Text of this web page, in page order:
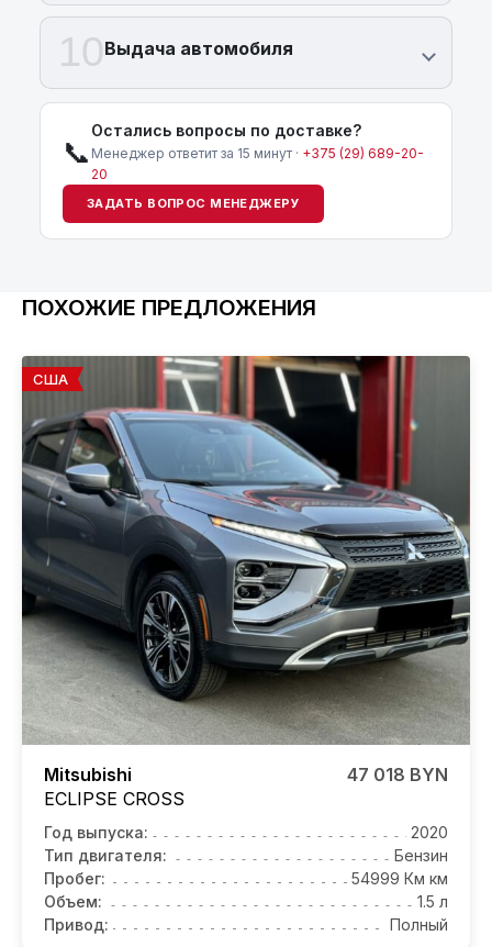
10Выдача автомобиля
📞
Остались вопросы по доставке?
Менеджер ответит за 15 минут · +375 (29) 689-20-
20
ЗАДАТЬ ВОПРОС МЕНЕДЖЕРУ
ПОХОЖИЕ ПРЕДЛОЖЕНИЯ
США
Mitsubishi
ECLIPSE CROSS
47 018 BYN
Год выпуска:
2020
Тип двигателя:
Бензин
Пробег:
54999 Км км
Объем:
1.5 л
Привод:
Полный